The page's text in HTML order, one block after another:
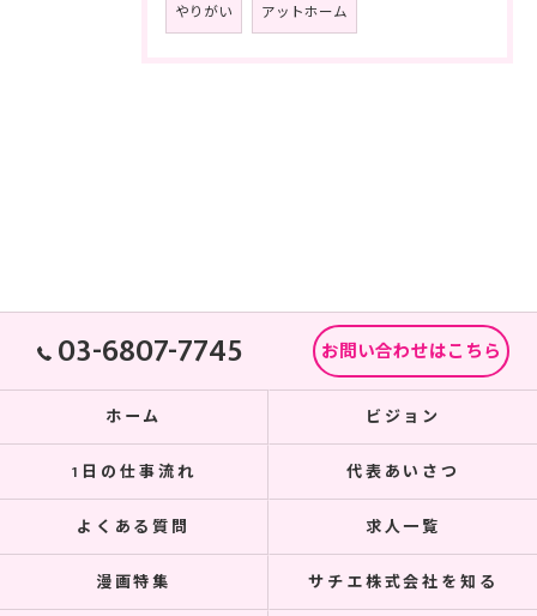
やりがい アットホーム
03-6807-7745 お問い合わせはこちら
ホーム ビジョン
1日の仕事流れ 代表あいさつ
よくある質問 求人一覧
漫画特集 サチエ株式会社を知る